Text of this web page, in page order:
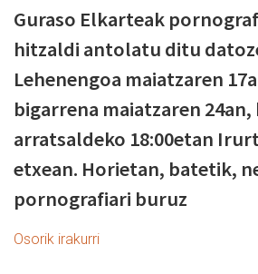
Guraso Elkarteak
hitzaldi antolatu ditu
Lehenengoa maiatzaren
bigarrena maiatzaren 24an,
arratsaldeko 18:00etan
etxean. Horietan, batetik,
pornografiari buruz
Osorik irakurri